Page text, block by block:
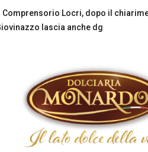
Comprensorio Locri, dopo il
lascia anche dg